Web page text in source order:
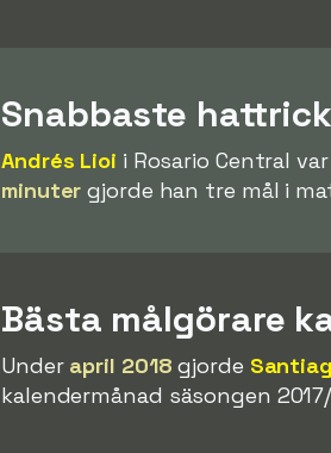
Snabbaste hattrick
Andrés Lioi i Rosario Central
minuter gjorde han tre mål i
Bästa målgörare
Under april 2018 gjorde
kalendermånad säsongen